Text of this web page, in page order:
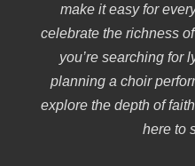
make it easy for
celebrate the richness
you’re searching for
planning a choir
explore the depth of
here to